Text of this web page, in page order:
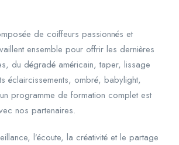
de coiffeurs passionnés et
ensemble pour offrir les dernières
du dégradé américain, taper, lissage
éclaircissements, ombré, babylight,
programme de formation complet est
nos partenaires.
l’écoute, la créativité et le partage